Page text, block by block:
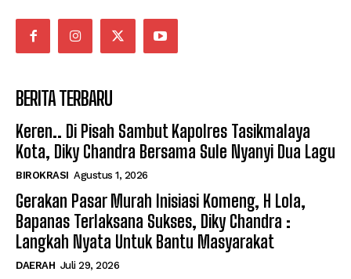
BERITA TERBARU
Keren.. Di Pisah Sambut Kapolres Tasikmalaya
Kota, Diky Chandra Bersama Sule Nyanyi Dua Lagu
BIROKRASI Agustus 1, 2026
Gerakan Pasar Murah Inisiasi Komeng, H Lola,
Bapanas Terlaksana Sukses, Diky Chandra :
Langkah Nyata Untuk Bantu Masyarakat
DAERAH Juli 29, 2026